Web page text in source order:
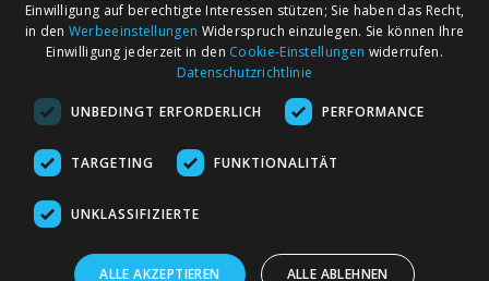
AGB
Impressum
Kontakt
Märkte nach Bundesländern
Märkte nach PLZ
Märkte nach Umkreis
Flohmarkt
Einwilligung auf berechtigte Interessen stützen; Sie haben das Recht,
in den Werbeeinstellungen Widerspruch einzulegen. Sie können Ihre
Einwilligung jederzeit in den Cookie-Einstellungen widerrufen.
Datenschutzrichtlinie
UNBEDINGT ERFORDERLICH PERFORMANCE
TARGETING FUNKTIONALITÄT
UNKLASSIFIZIERTE
ALLE AKZEPTIEREN ALLE ABLEHNEN